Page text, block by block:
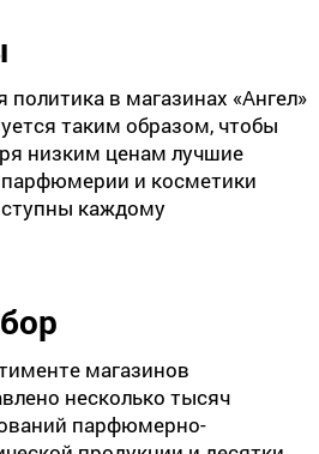
политика в магазинах «Ангел»
таким образом, чтобы
низким ценам лучшие
и косметики
каждому
магазинов
несколько тысяч
парфюмерно-